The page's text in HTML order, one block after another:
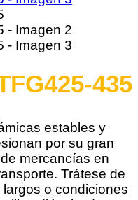
435
estables y
por su gran
mercancías en
Trátese de
o condiciones